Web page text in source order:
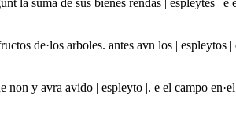
de·los arboles. antes avn los |
non y avra avido | espleyto |. e el campo